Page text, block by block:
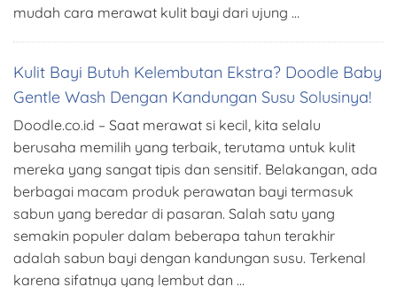
mudah cara merawat kulit bayi dari ujung …
Kulit Bayi Butuh Kelembutan Ekstra? Doodle Baby
Gentle Wash Dengan Kandungan Susu Solusinya!
Doodle.co.id – Saat merawat si kecil, kita selalu
berusaha memilih yang terbaik, terutama untuk kulit
mereka yang sangat tipis dan sensitif. Belakangan, ada
berbagai macam produk perawatan bayi termasuk
sabun yang beredar di pasaran. Salah satu yang
semakin populer dalam beberapa tahun terakhir
adalah sabun bayi dengan kandungan susu. Terkenal
karena sifatnya yang lembut dan …